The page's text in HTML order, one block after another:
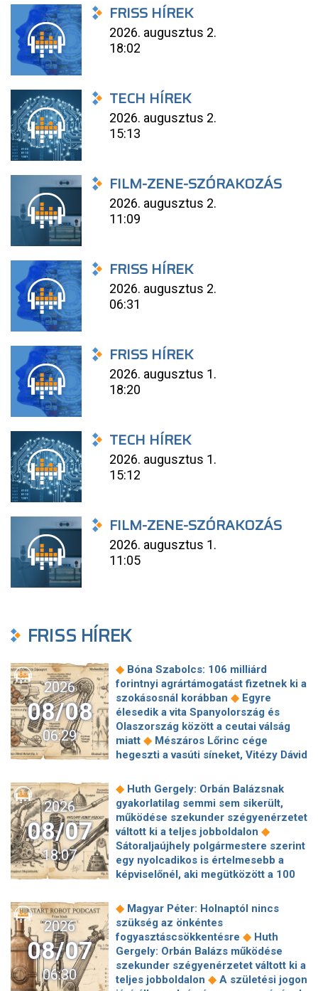
FRISS HÍREK
2026. augusztus 2.
18:02
TECH HÍREK
2026. augusztus 2.
15:13
FILM-ZENE-SZÓRAKOZÁS
2026. augusztus 2.
11:09
FRISS HÍREK
2026. augusztus 2.
06:31
FRISS HÍREK
2026. augusztus 1.
18:20
TECH HÍREK
2026. augusztus 1.
15:12
FILM-ZENE-SZÓRAKOZÁS
2026. augusztus 1.
11:05
FRISS HÍREK
2026
08/08
06:29
◆ Bóna Szabolcs: 106 milliárd
forintnyi agrártámogatást fizetnek ki a
szokásosnál korábban ◆ Egyre
élesedik a vita Spanyolország és
Olaszország között a ceutai válság
miatt ◆ Mészáros Lőrinc cége
hegeszti a vasúti síneket, Vitézy Dávid
tesz a Bosnyák téri irodakomplexum
beruházója, ha az állam felmondja a
szerződésüket ◆ Megérkezett
Magyar Péter bejelentése: így költik
el a 6 ezer milliárd forintnyi uniós
◆Megbénult az ivóvíztárolók
töltése Ózdon – de máshol is komoly
nehézségek adódtak◆
éjszaka is könnyebb lesz hazajutni
Megszólal Filep Dávid, Magyar Péter
feljelentője: "Ez valóban büntetőügy!"
◆Megszólalt a szomjazó gólyát itató
közutas◆24 év korkülönbség, 24.
évforduló: Hegyi Barbara és Zorán
2026
08/07
18:07
◆ Huth Gergely: Orbán Balázsnak
gyakorlatilag semmi sem sikerült,
működése szekunder szégyenérzetet
váltott ki a teljes jobboldalon ◆
Sátoraljaújhely polgármestere szerint
egy nyolcadikos is értelmesebb a
képviselőnél, aki megütközött a 100
hírszerzés szerint Putyin pár éven
belül megtámadhat egy NATO-
tagállamot ◆ Vitézy Dávid
elmagyarázta, miért Mészárosék
cége nyerte a közbeszerzést
sínhegesztésre◆ Nagy cégek
segítségét kéri Szolnok
2026
08/07
06:30
◆ Magyar Péter: Holnaptól nincs
szükség az önkéntes
fogyasztáscsökkentésre ◆ Huth
Gergely: Orbán Balázs működése
szekunder szégyenérzetet váltott ki a
teljes jobboldalon ◆ A születési jogon